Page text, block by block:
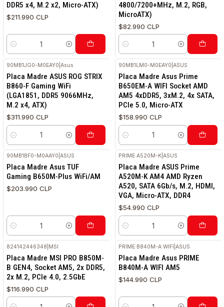
DDR5 x4, M.2 x2, Micro-ATX)
$211.990 CLP
Cantidad
4800/7200+MHz, M.2, RGB,
MicroATX)
$82.990 CLP
Cantidad
90MB1JG0-M0EAY0 |Asus
Placa Madre ASUS ROG STRIX
B860-F Gaming WiFi
(LGA1851, DDR5 9066MHz,
M.2 x4, ATX)
$311.990 CLP
Cantidad
90MB1LM0-M0EAY0 |ASUS
Placa Madre Asus Prime
B650EM-A WIFI Socket AMD
AM5 4xDDR5, 3xM.2, 4x SATA,
PCIe 5.0, Micro-ATX
$158.990 CLP
Cantidad
90MB1BF0-M0AAY0 |ASUS
Placa Madre Asus TUF
Gaming B650M-Plus WiFi/AM
$203.990 CLP
Cantidad
PRIME A520M-K |ASUS
Placa Madre ASUS Prime
A520M-K AM4 AMD Ryzen
A520, SATA 6Gb/s, M.2, HDMI,
VGA, Micro-ATX, DDR4
$54.990 CLP
Cantidad
824142446348 MSI
Placa Madre MSI PRO B850M-
B GEN4, Socket AM5, 2x DDR5,
2x M.2, PCIe 4.0, 2.5GbE
$116.990 CLP
PRIME B840M-A WIFI |ASUS
Placa Madre Asus PRIME
B840M-A WIFI AM5
$144.990 CLP